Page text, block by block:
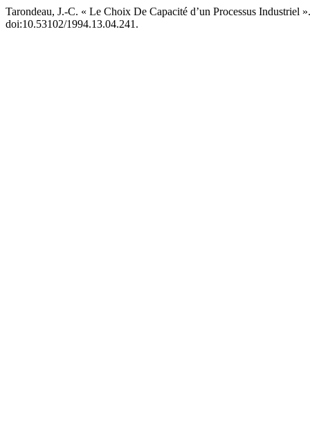
Tarondeau, J.-C. « Le Choix De Capacité d’un Processus Industriel
doi:10.53102/1994.13.04.241.